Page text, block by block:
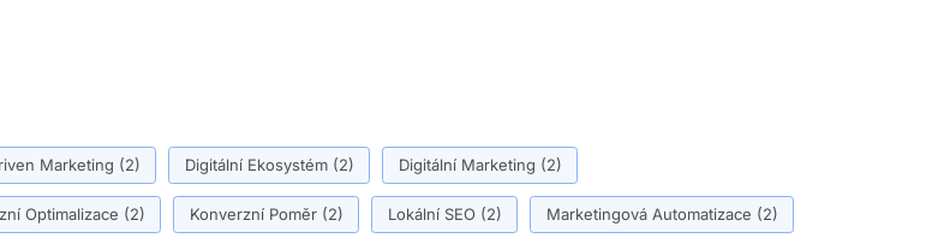
Marketing (2) Digitální Ekosystém(2) Digitální Marketing (2)
Optimalizace (2) Konverzní Poměr(2) Lokální SEO(2) Marketingová Automatizace (2)